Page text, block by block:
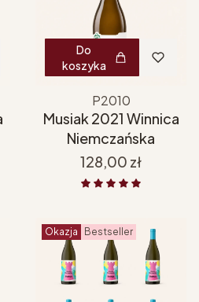
Do
koszyka
P2010
Musiak 2021 Winnica
Niemczańska
Cena
128,00 zł
Okazja Bestseller